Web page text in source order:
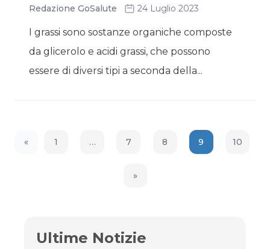
Redazione GoSalute 24 Luglio 2023
I grassi sono sostanze organiche composte
da glicerolo e acidi grassi, che possono
essere di diversi tipi a seconda della...
«
Previous Page
1 … 7 8 9 10
Next Page
»
Ultime Notizie